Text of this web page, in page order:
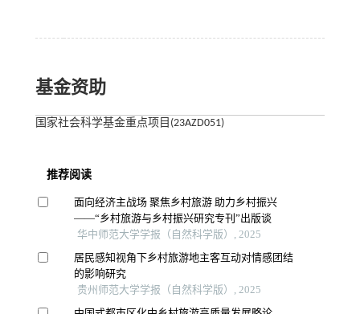
基金资助
国家社会科学基金重点项目(23AZD051)